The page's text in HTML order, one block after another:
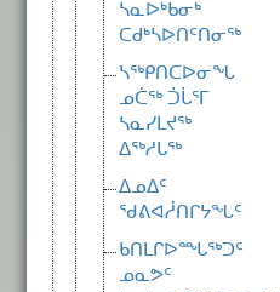
ᓴᓇᐅᒃᑲᓂᒃ
ᑕᑯᒃᓴᐅᑎᑦᑎᓂᖅ
ᓴᖅᑭᑎᑕᐅᓂᖓ
ᓄᑖᖅ ᑑᒑᕐᒥ
ᓴᓇᓯᒪᔪᖅ
ᐃᖅᓱᒐᖅ
ᐃᓄᐃᑦ
ᖁᕕᐊᓲᑎᒋᔭᖓᑦ
ᑲᑎᒪᒋᐅᙵᖅᑐᑦ
ᓄᓇᕗᑦ